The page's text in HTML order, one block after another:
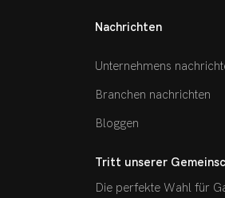
Nachrichten
Unternehmens
Branchen nachrichten
Bloggen
Tritt unserer
Die perfekte Wahl für